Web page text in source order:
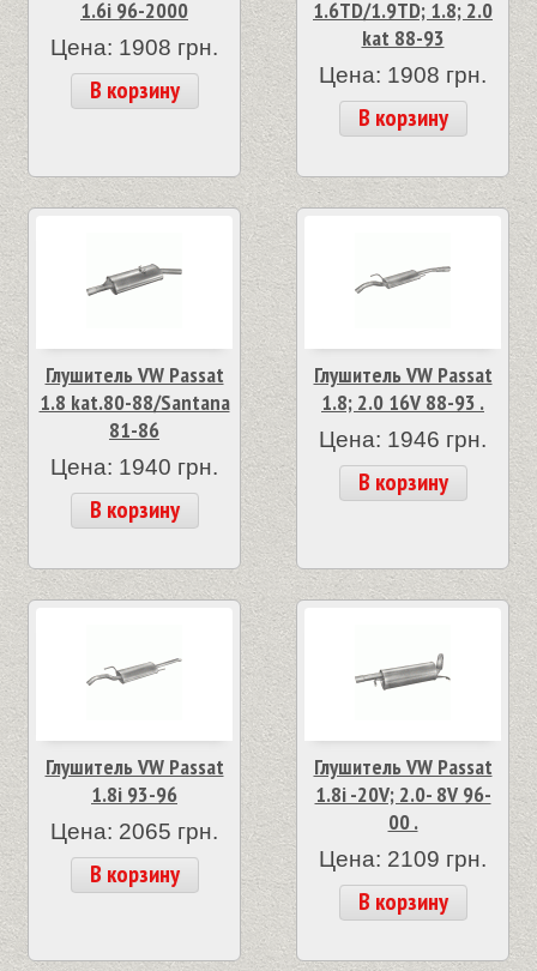
1.6i 96-2000
Цена: 1908 грн.
В корзину
1.6TD/1.9TD; 1.8; 2.0
kat 88-93
Цена: 1908 грн.
В корзину
Глушитель VW Passat
1.8 kat.80-88/Santana
81-86
Цена: 1940 грн.
В корзину
Глушитель VW Passat
1.8; 2.0 16V 88-93 .
Цена: 1946 грн.
В корзину
Глушитель VW Passat
1.8i 93-96
Цена: 2065 грн.
В корзину
Глушитель VW Passat
1.8i -20V; 2.0- 8V 96-
00 .
Цена: 2109 грн.
В корзину